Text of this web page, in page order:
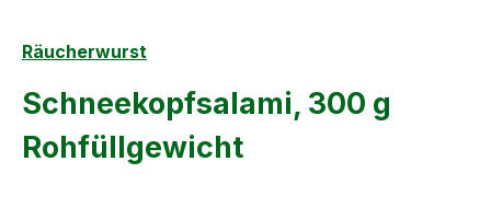
Räucherwurst
Schneekopfsalami, 300 g
Rohfüllgewicht